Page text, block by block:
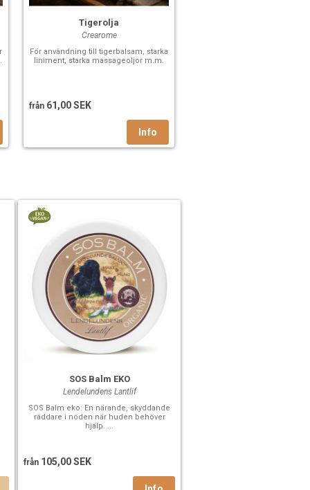
Tigerolja
Crearome
För användning till tigerbalsam, starka
liniment, starka massageoljor m.m.
från 61,00 SEK
SOS Balm EKO
Lendelundens Lantlif
SOS Balm eko: En närande, skyddande
räddare i nöden när huden behöver
hjälp. ...
från 105,00 SEK